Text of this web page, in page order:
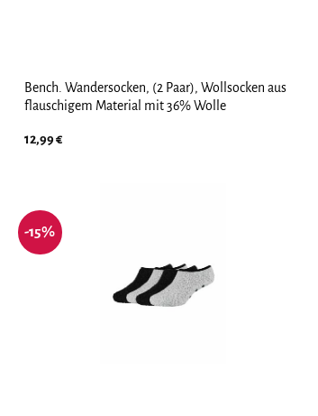
Bench. Wandersocken, (2 Paar), Wollsocken aus
flauschigem Material mit 36% Wolle
12,99€
-15%